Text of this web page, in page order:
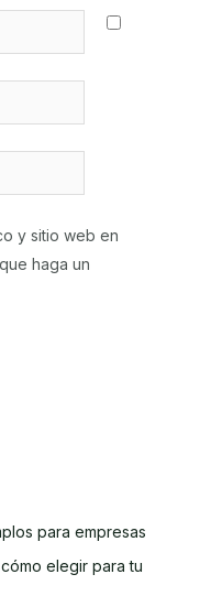
y sitio web en
haga un
para empresas
elegir para tu